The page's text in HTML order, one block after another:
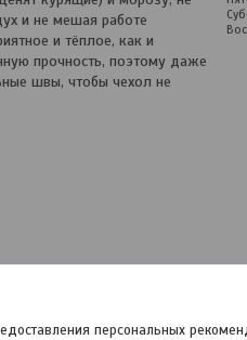
и не мешая работе
и тёплое, как и
прочность, поэтому даже
швы, чтобы чехол не
персональных